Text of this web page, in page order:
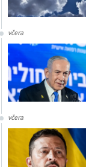
včera
včera